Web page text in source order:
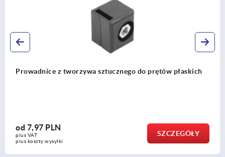
płaskich Pręty płaskie ze stali do dźwigni